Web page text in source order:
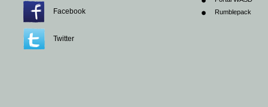
Facebook
Twitter
Rumblepack